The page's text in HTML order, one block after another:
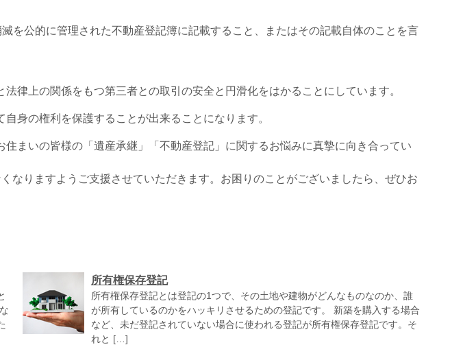
を公的に管理された不動産登記簿に記載すること、またはその記載自体のことを言
律上の関係をもつ第三者との取引の安全と円滑化をはかることにしています。
身の権利を保護することが出来ることになります。
まいの皆様の「遺産承継」「不動産登記」に関するお悩みに真摯に向き合ってい
なりますようご支援させていただきます。お困りのことがございましたら、ぜひお
所有権保存登記
所有権保存登記とは登記の1つで、その土地や建物がどんなものなのか、誰
が所有しているのかをハッキリさせるための登記です。 新築を購入する場合
など、未だ登記されていない場合に使われる登記が所有権保存登記です。そ
れと […]